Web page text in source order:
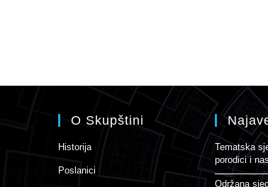
O Skupštini
Historija
Poslanici
Tematska
porodici i
Održana